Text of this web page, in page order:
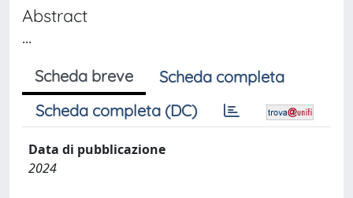
Abstract
...
Scheda breve
Scheda completa
Scheda completa (DC)
Data di pubblicazione
2024